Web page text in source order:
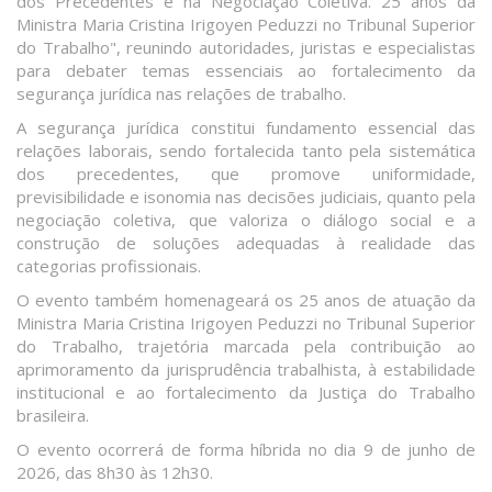
Ministra Maria Cristina Irigoyen Peduzzi no Tribunal Superior
do Trabalho", reunindo autoridades, juristas e especialistas
para debater temas essenciais ao fortalecimento da
segurança jurídica nas relações de trabalho.
A segurança jurídica constitui fundamento essencial das
relações laborais, sendo fortalecida tanto pela sistemática
dos precedentes, que promove uniformidade,
previsibilidade e isonomia nas decisões judiciais, quanto pela
negociação coletiva, que valoriza o diálogo social e a
construção de soluções adequadas à realidade das
categorias profissionais.
O evento também homenageará os 25 anos de atuação da
Ministra Maria Cristina Irigoyen Peduzzi no Tribunal Superior
do Trabalho, trajetória marcada pela contribuição ao
aprimoramento da jurisprudência trabalhista, à estabilidade
institucional e ao fortalecimento da Justiça do Trabalho
brasileira.
O evento ocorrerá de forma híbrida no dia 9 de junho de
2026, das 8h30 às 12h30.